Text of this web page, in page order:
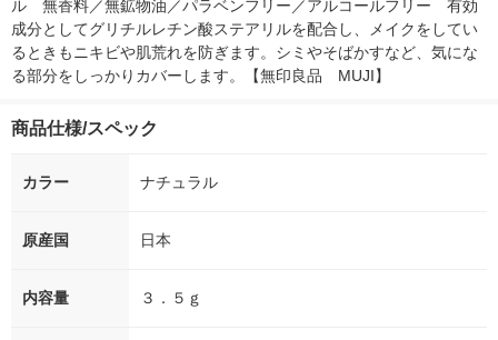
ル　無香料／無鉱物油／パラベンフリー／アルコールフリー　有効
成分としてグリチルレチン酸ステアリルを配合し、メイクをしてい
るときもニキビや肌荒れを防ぎます。シミやそばかすなど、気にな
る部分をしっかりカバーします。【無印良品　MUJI】
商品仕様/スペック
カラー ナチュラル
原産国 日本
内容量 ３．５ｇ